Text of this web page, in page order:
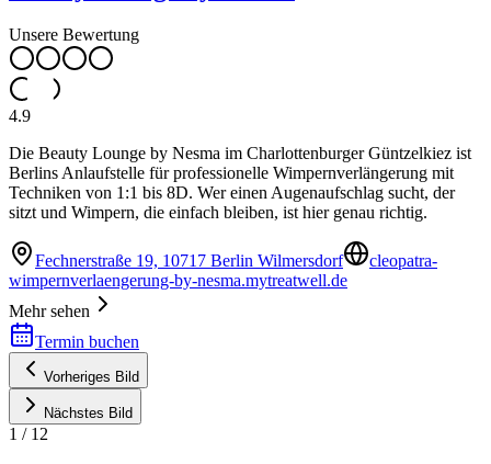
Unsere Bewertung
4.9
Die Beauty Lounge by Nesma im Charlottenburger Güntzelkiez ist
Berlins Anlaufstelle für professionelle Wimpernverlängerung mit
Techniken von 1:1 bis 8D. Wer einen Augenaufschlag sucht, der
sitzt und Wimpern, die einfach bleiben, ist hier genau richtig.
Fechnerstraße 19, 10717 Berlin Wilmersdorf
cleopatra-
wimpernverlaengerung-by-nesma.mytreatwell.de
Mehr sehen
Termin buchen
Vorheriges Bild
Nächstes Bild
1 / 12